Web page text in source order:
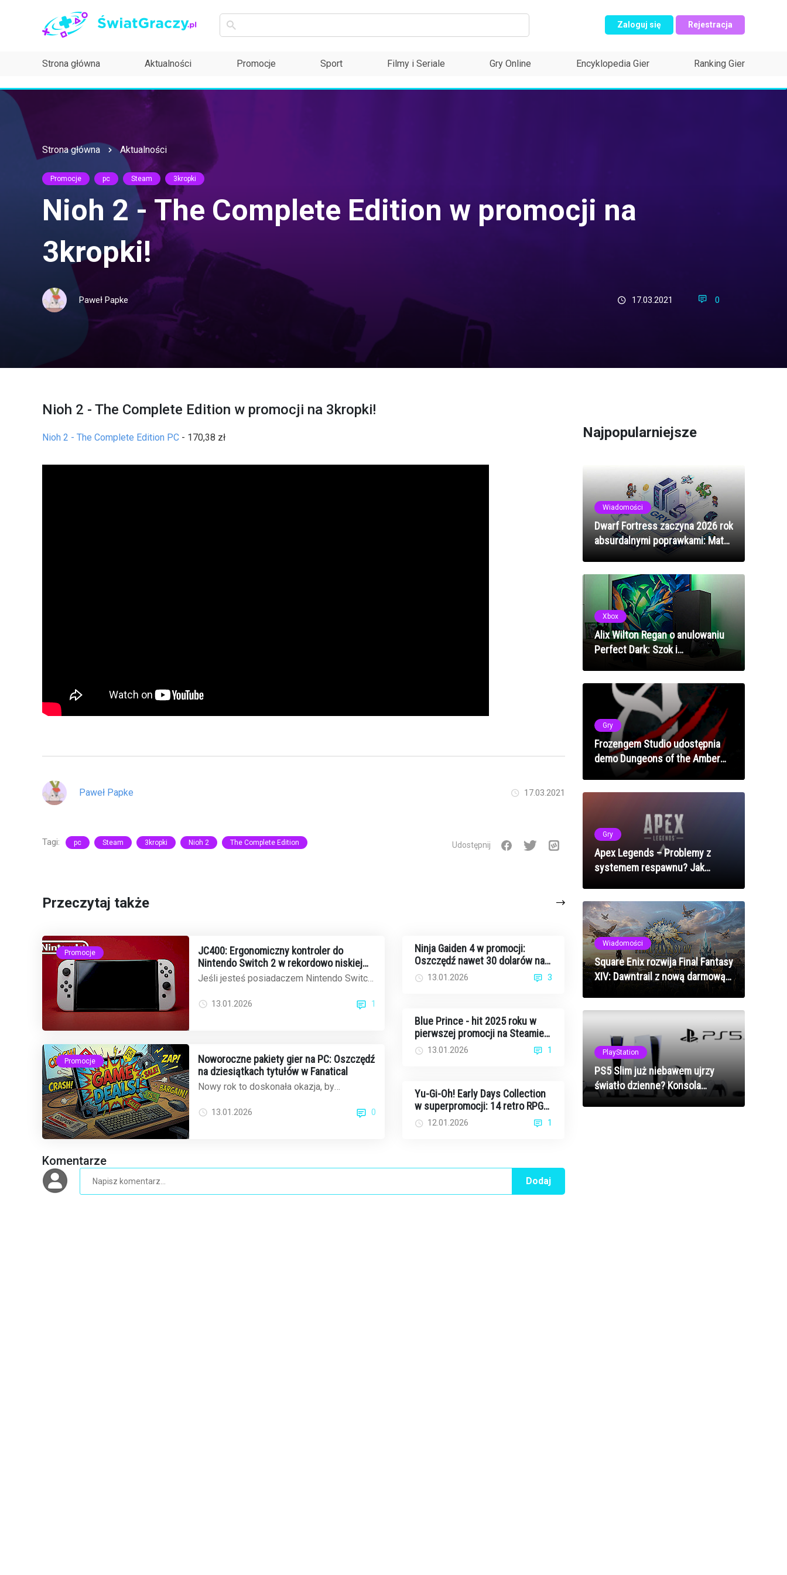
Zaloguj się Rejestracja
Strona główna Aktualności Promocje Sport Filmy i Seriale Gry Online Encyklopedia Gier Ranking Gier
Strona główna Aktualności
Promocje pc Steam 3kropki
Nioh 2 - The Complete Edition w promocji na
3kropki!
Paweł Papke 17.03.2021 0
Nioh 2 - The Complete Edition w promocji na 3kropki!
Nioh 2 - The Complete Edition PC - 170,38 zł
Paweł Papke 17.03.2021
Tagi: pc Steam 3kropki Nioh 2 The Complete Edition Udostępnij
Przeczytaj także
Promocje
JC400: Ergonomiczny kontroler do
Nintendo Switch 2 w rekordowo niskiej
cenie na Amazon
Jeśli jesteś posiadaczem Nintendo Switch
mamy dobrą wiadom...
13.01.2026 1
Promocje
Noworoczne pakiety gier na PC: Oszczędź
na dziesiątkach tytułów w Fanatical
Nowy rok to doskonała okazja, by
popularny sklep z ...
13.01.2026 0
Ninja Gaiden 4 w promocji:
Oszczędź nawet 30 dolarów na
fizycznych edycjach
13.01.2026 3
Blue Prince - hit 2025 roku w
pierwszej promocji na Steamie
poniżej 20 dolarów
13.01.2026 1
Yu-Gi-Oh! Early Days Collection
w superpromocji: 14 retro RPG-
ów na Switcha za jedyne 20
dolarów
12.01.2026 1
Komentarze
Dodaj
Najpopularniejsze
Wiadomości
Dwarf Fortress zaczyna 2026 rok
absurdalnymi poprawkami: Matki
już nie szukają widmowych
Xbox
Alix Wilton Regan o anulowaniu
Perfect Dark: Szok i
Gry
Frozengem Studio udostępnia
demo Dungeons of the Amber
Griffin
Gry
Apex Legends – Problemy z
systemem respawnu? Jak
Wiadomości
Square Enix rozwija Final Fantasy
XIV: Dawntrail z nową darmową
PlayStation
PS5 Slim już niebawem ujrzy
światło dzienne? Konsola